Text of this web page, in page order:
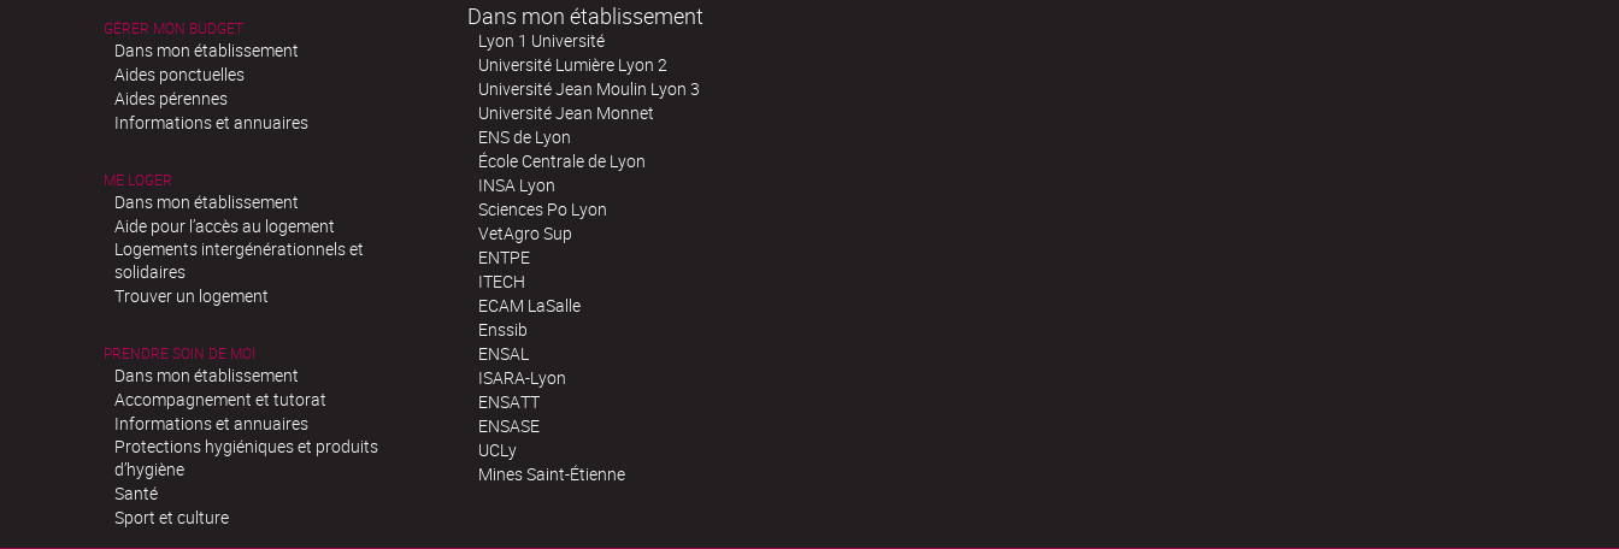
GÉRER MON BUDGET
Dans mon établissement
Aides ponctuelles
Aides pérennes
Informations et annuaires
ME LOGER
Dans mon établissement
Aide pour l’accès au logement
Logements intergénérationnels et
solidaires
Trouver un logement
PRENDRE SOIN DE MOI
Dans mon établissement
Accompagnement et tutorat
Informations et annuaires
Protections hygiéniques et produits
d’hygiène
Santé
Sport et culture
Dans mon établissement
Lyon 1 Université
Université Lumière Lyon 2
Université Jean Moulin Lyon 3
Université Jean Monnet
ENS de Lyon
École Centrale de Lyon
INSA Lyon
Sciences Po Lyon
VetAgro Sup
ENTPE
ITECH
ECAM LaSalle
Enssib
ENSAL
ISARA-Lyon
ENSATT
ENSASE
UCLy
Mines Saint-Étienne